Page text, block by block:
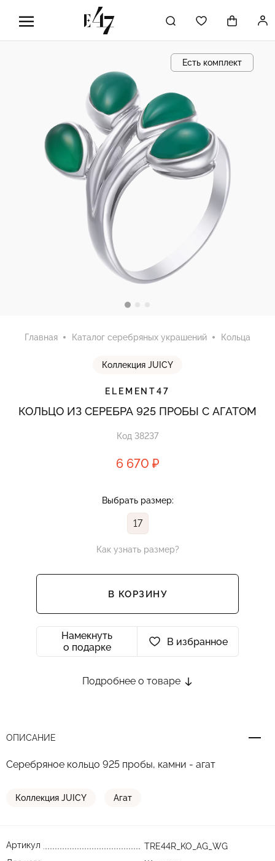
Есть комплект
Главная Каталог серебряных украшений Кольца
Коллекция JUICY
ELEMENT47
КОЛЬЦО ИЗ СЕРЕБРА 925 ПРОБЫ С АГАТОМ
Код 38237
6 670 ₽
Выбрать размер:
17
Как узнать размер?
В КОРЗИНУ
Намекнуть
о подарке
В избранное
Подробнее о товаре
ОПИСАНИЕ
Серебряное кольцо 925 пробы, камни - агат
Коллекция JUICY Агат
Артикул
TRE44R_KO_AG_WG